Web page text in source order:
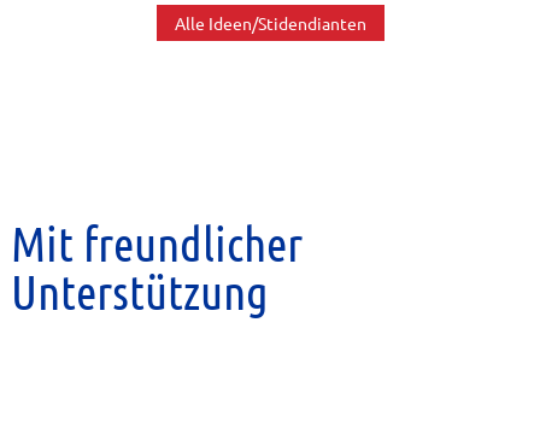
Alle Ideen/Stidendianten
Mit freundlicher
Unterstützung